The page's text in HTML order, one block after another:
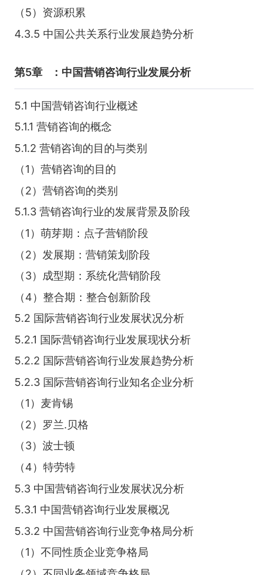
（5）资源积累
4.3.5 中国公共关系行业发展趋势分析
第5章 ：中国营销咨询行业发展分析
5.1 中国营销咨询行业概述
5.1.1 营销咨询的概念
5.1.2 营销咨询的目的与类别
（1）营销咨询的目的
（2）营销咨询的类别
5.1.3 营销咨询行业的发展背景及阶段
（1）萌芽期：点子营销阶段
（2）发展期：营销策划阶段
（3）成型期：系统化营销阶段
（4）整合期：整合创新阶段
5.2 国际营销咨询行业发展状况分析
5.2.1 国际营销咨询行业发展现状分析
5.2.2 国际营销咨询行业发展趋势分析
5.2.3 国际营销咨询行业知名企业分析
（1）麦肯锡
（2）罗兰.贝格
（3）波士顿
（4）特劳特
5.3 中国营销咨询行业发展状况分析
5.3.1 中国营销咨询行业发展概况
5.3.2 中国营销咨询行业竞争格局分析
（1）不同性质企业竞争格局